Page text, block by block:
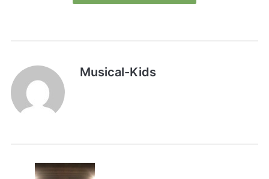
Musical-Kids